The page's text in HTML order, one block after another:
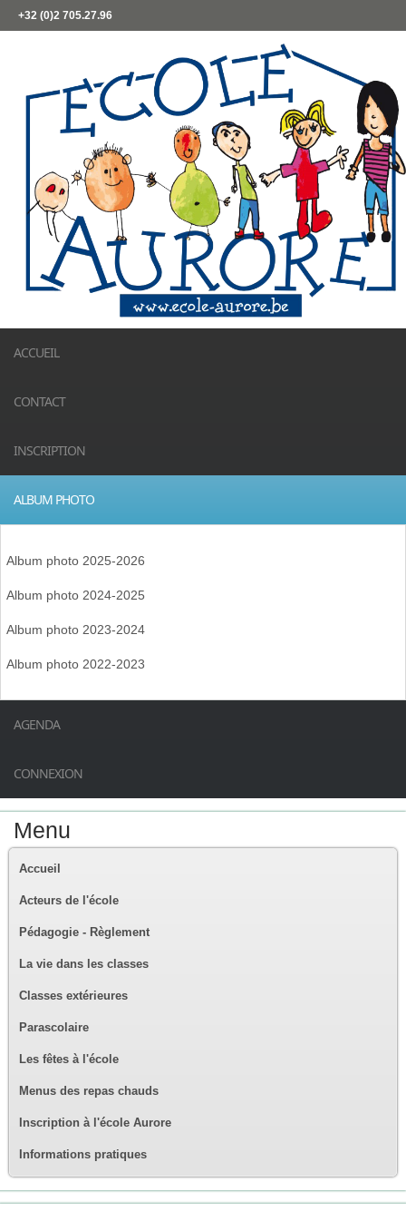
+32 (0)2 705.27.96
ACCUEIL
CONTACT
INSCRIPTION
ALBUM PHOTO
Album photo 2025-2026
Album photo 2024-2025
Album photo 2023-2024
Album photo 2022-2023
AGENDA
CONNEXION
Menu
Accueil
Acteurs de l'école
Pédagogie - Règlement
La vie dans les classes
Classes extérieures
Parascolaire
Les fêtes à l'école
Menus des repas chauds
Inscription à l'école Aurore
Informations pratiques